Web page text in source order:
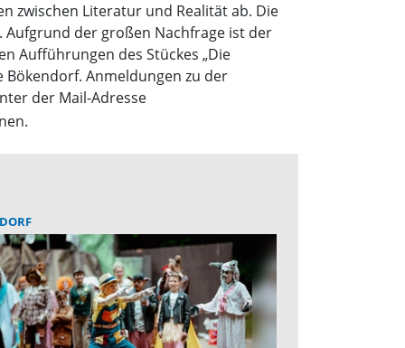
zwischen Literatur und Realität ab. Die
Aufgrund der großen Nachfrage ist der
Aufführungen des Stückes „Die
Bökendorf. Anmeldungen zu der
der Mail-Adresse